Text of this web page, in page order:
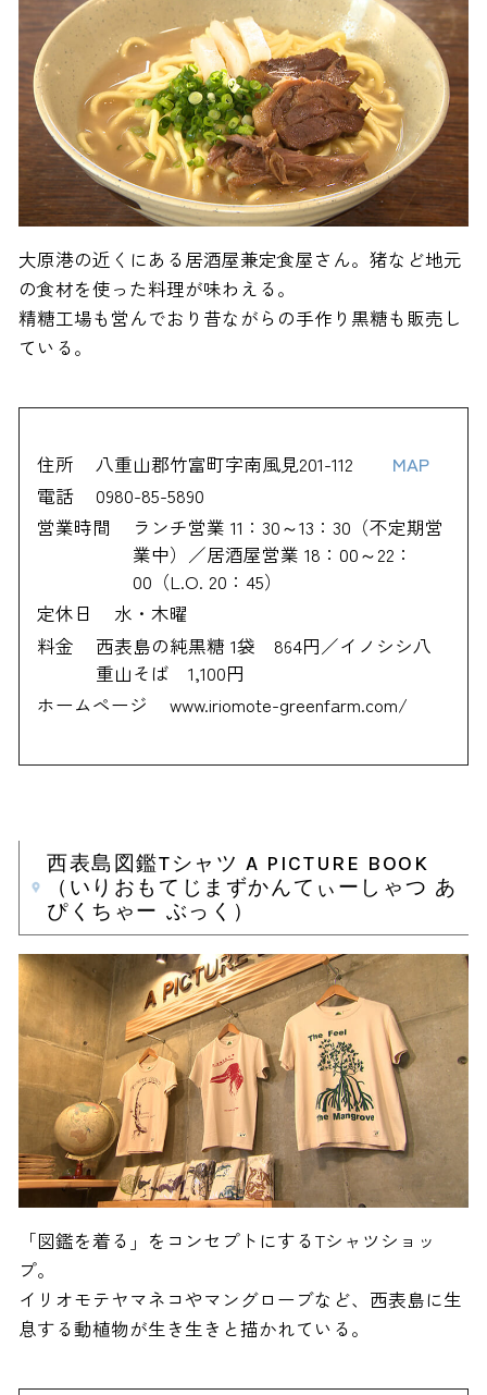
大原港の近くにある居酒屋兼定食屋さん。猪など地元
の食材を使った料理が味わえる。
精糖工場も営んでおり昔ながらの手作り黒糖も販売し
ている。
住所 八重山郡竹富町字南風見201-112
MAP
電話
0980-85-5890
営業時間
ランチ営業 11：30～13：30（不定期営
業中）／居酒屋営業 18：00～22：
00（L.O. 20：45）
定休日
水・木曜
料金
西表島の純黒糖 1袋 864円／イノシシ八
重山そば 1,100円
ホームページ
www.iriomote-greenfarm.com/
西表島図鑑Tシャツ A PICTURE BOOK
（いりおもてじまずかんてぃーしゃつ あ
ぴくちゃー ぶっく）
「図鑑を着る」をコンセプトにするTシャツショッ
プ。
イリオモテヤマネコやマングローブなど、西表島に生
息する動植物が生き生きと描かれている。